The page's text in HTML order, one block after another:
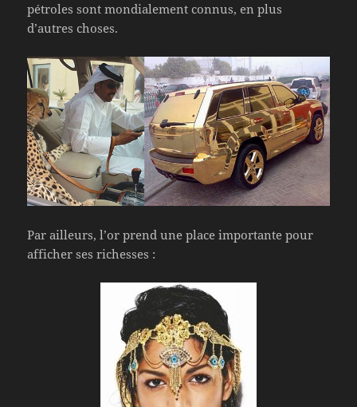
pétroles sont mondialement connus, en plus
d’autres choses.
Par ailleurs, l’or prend une place importante pour
afficher ses richesses :